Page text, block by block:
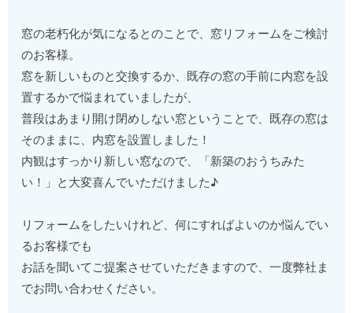
窓の老朽化が気になるとのことで、窓リフォームをご検討
のお客様。
窓を新しいものと交換するか、既存の窓の手前に内窓を設
置するかで悩まれていましたが、
普段はあまり開け閉めしない窓ということで、既存の窓は
そのままに、内窓を設置しました！
内観はすっかり新しい窓なので、「新築のおうちみた
い！」と大変喜んでいただけました♪
リフォームをしたいけれど、何にすればよいのか悩んでい
るお客様でも
お話を聞いてご提案させていただきますので、一度弊社ま
でお問い合わせください。